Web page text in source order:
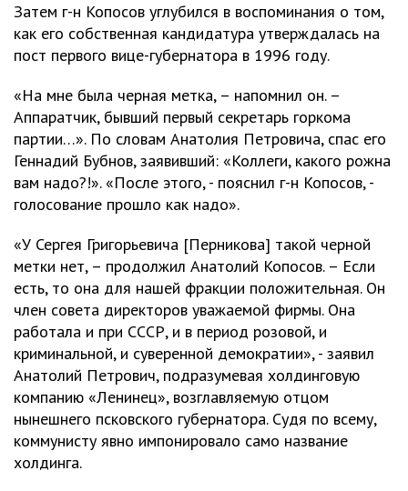
Затем г-н Копосов углубился в воспоминания о том,
как его собственная кандидатура утверждалась на
пост первого вице-губернатора в 1996 году.
«На мне была черная метка, – напомнил он. –
Аппаратчик, бывший первый секретарь горкома
партии…». По словам Анатолия Петровича, спас его
Геннадий Бубнов, заявивший: «Коллеги, какого рожна
вам надо?!». «После этого, - пояснил г-н Копосов, -
голосование прошло как надо».
«У Сергея Григорьевича [Перникова] такой черной
метки нет, – продолжил Анатолий Копосов. – Если
есть, то она для нашей фракции положительная. Он
член совета директоров уважаемой фирмы. Она
работала и при СССР, и в период розовой, и
криминальной, и суверенной демократии», - заявил
Анатолий Петрович, подразумевая холдинговую
компанию «Ленинец», возглавляемую отцом
нынешнего псковского губернатора. Судя по всему,
коммунисту явно импонировало само название
холдинга.